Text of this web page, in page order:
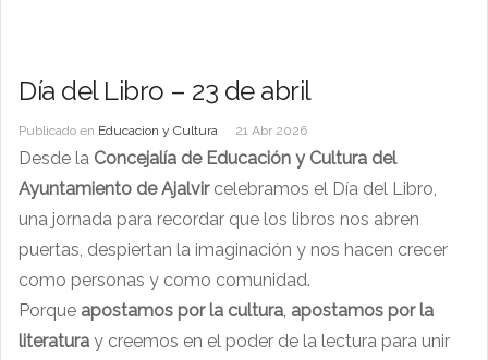
Día del Libro – 23 de abril
Publicado en Educacion y Cultura 21 Abr 2026
Desde la Concejalía de Educación y Cultura del
Ayuntamiento de Ajalvircelebramos el Día del Libro,
una jornada para recordar que los libros nos abren
puertas, despiertan la imaginación y nos hacen crecer
como personas y como comunidad.
Porque apostamos por la cultura, apostamos por la
literatura y creemos en el poder de la lectura para unir